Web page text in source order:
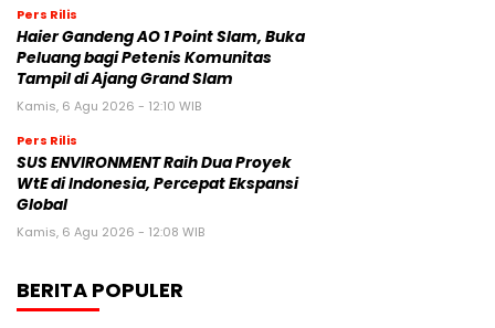
Pers Rilis
Haier Gandeng AO 1 Point Slam, Buka
Peluang bagi Petenis Komunitas
Tampil di Ajang Grand Slam
Kamis, 6 Agu 2026 - 12:10 WIB
Pers Rilis
SUS ENVIRONMENT Raih Dua Proyek
WtE di Indonesia, Percepat Ekspansi
Global
Kamis, 6 Agu 2026 - 12:08 WIB
BERITA POPULER